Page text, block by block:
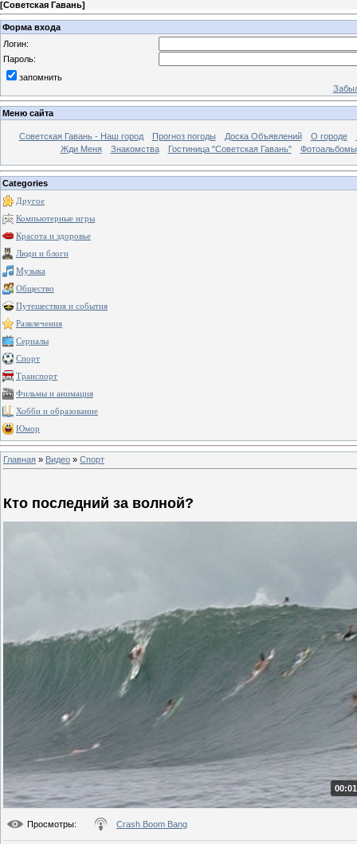
[Советская Гавань]
Форма входа
Логин:
Пароль:
запомнить
Меню сайта
Советская Гавань - Наш город Прогноз погоды Доска Объявлений О городе
Жди Меня
Знакомства Гостиница "Советская Гавань" Фотоальбомы
Categories
Другое
Компьютерные игры
Красота и здоровье
Люди и блоги
Музыка
Общество
Путешествия и события
Развлечения
Сериалы
Спорт
Транспорт
Фильмы и анимация
Хобби и образование
Юмор
Главная » Видео » Спорт
Кто последний за волной?
Просмотры: Crash Boom Bang